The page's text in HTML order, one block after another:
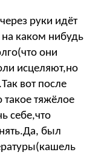
руки идёт
на каком нибудь
они
исцеляют,но
вот после
такое тяжёлое
себе,что
был